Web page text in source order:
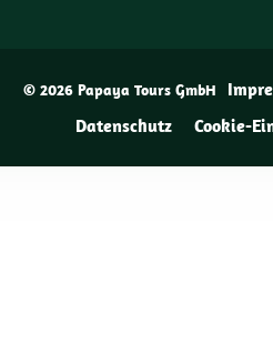
© 2026 Papaya Tours GmbH
Datenschutz
Cookie-